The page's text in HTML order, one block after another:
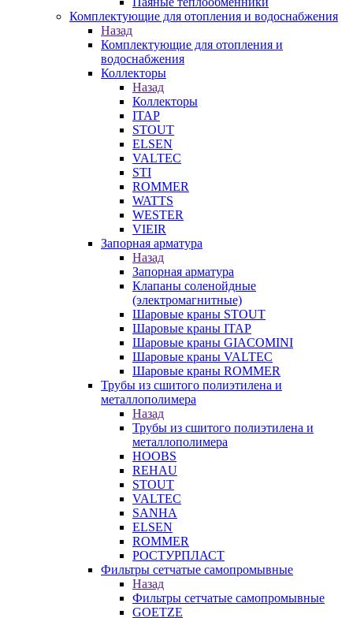
Комплектующие для отопления и водоснабжения
Назад
Комплектующие для отопления и
водоснабжения
Коллекторы
Назад
Коллекторы
ITAP
STOUT
ELSEN
VALTEC
STI
ROMMER
WATTS
WESTER
VIEIR
Запорная арматура
Назад
Запорная арматура
Клапаны соленойдные
(электромагнитные)
Шаровые краны STOUT
Шаровые краны ITAP
Шаровые краны GIACOMINI
Шаровые краны VALTEC
Шаровые краны ROMMER
Трубы из сшитого полиэтилена и
металлополимера
Назад
Трубы из сшитого полиэтилена и
металлополимера
HOOBS
REHAU
STOUT
VALTEC
SANHA
ELSEN
ROMMER
РОСТУРПЛАСТ
Фильтры сетчатые самопромывные
Назад
Фильтры сетчатые самопромывные
GOETZE